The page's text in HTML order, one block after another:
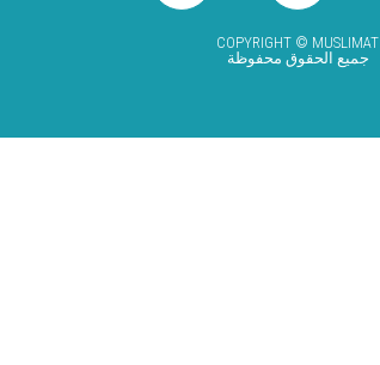
COPYRIGHT © MUSLIMAT
جميع الحقوق محفوظة